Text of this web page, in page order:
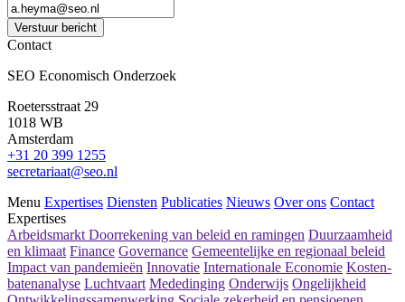
Verstuur bericht
Contact
SEO Economisch Onderzoek
Roetersstraat 29
1018 WB
Amsterdam
+31 20 399 1255
secretariaat@seo.nl
Menu Expertises Diensten Publicaties Nieuws Over ons Contact
Expertises
Arbeidsmarkt Doorrekening van beleid en ramingen Duurzaamheid
en klimaat Finance Governance Gemeentelijke en regionaal beleid
Impact van pandemieën Innovatie Internationale Economie Kosten-
batenanalyse Luchtvaart Mededinging Onderwijs Ongelijkheid